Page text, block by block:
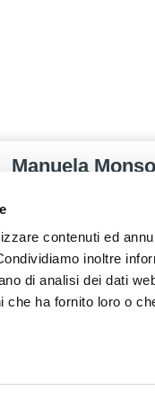
contenuti ed
inoltre
di analisi dei dati
che ha fornito loro o
Manuela
T.
+39 0471 516092
E.
DE